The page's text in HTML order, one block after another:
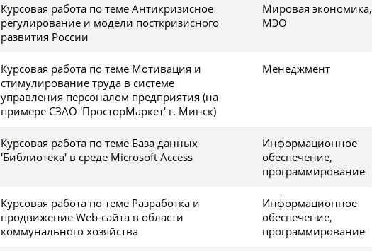
Курсовая работа по теме Антикризисное
регулирование и модели посткризисного
развития России
Мировая экономика,
МЭО
Курсовая работа по теме Мотивация и
стимулирование труда в системе
управления персоналом предприятия (на
примере СЗАО 'ПросторМаркет' г. Минск)
Менеджмент
Курсовая работа по теме База данных
'Библиотека' в среде Microsoft Access
Информационное
обеспечение,
программирование
Курсовая работа по теме Разработка и
продвижение Web-сайта в области
коммунального хозяйства
Информационное
обеспечение,
программирование